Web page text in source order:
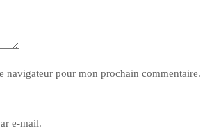
navigateur pour mon prochain commentaire.
e-mail.